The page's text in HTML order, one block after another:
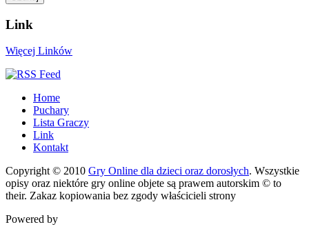
Link
Więcej Linków
Home
Puchary
Lista Graczy
Link
Kontakt
Copyright © 2010 Gry Online dla dzieci oraz dorosłych. Wszystkie
opisy oraz niektóre gry online objete są prawem autorskim © to
their. Zakaz kopiowania bez zgody właścicieli strony
Powered by